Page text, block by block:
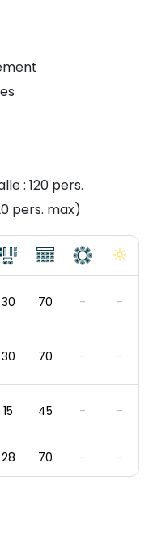
: 120 pers.
pers. max)
30 70 - -
30 70 - -
15 45 - -
28 70 - -